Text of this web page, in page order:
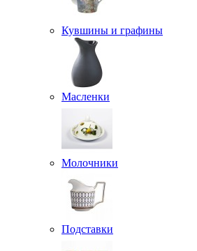
Кувшины и графины
Масленки
Молочники
Подставки